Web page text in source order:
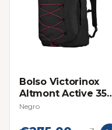
Bolso Victorinox
Altmont Active 35L
2 en 1
Negro